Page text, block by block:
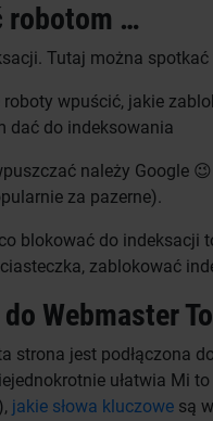
robotom …
Tutaj można
roboty wpuścić, jakie
dać do indeksowania
należy Google
za pazerne).
blokować do indeksacji
zablokować
Webmaster
strona jest podłączona
ułatwia Mi
jakie słowa kluczowe są